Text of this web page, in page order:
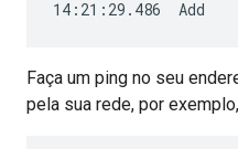
Faça um ping no seu
pela sua rede, por